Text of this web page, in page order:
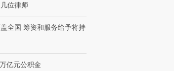
位律师
全国 筹资和服务给予将持
亿元公积金